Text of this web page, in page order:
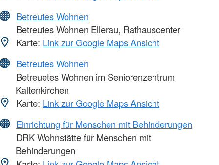
Betreutes Wohnen
Betreutes Wohnen Ellerau, Rathauscenter
Karte: Link zur Google Maps Ansicht
Betreutes Wohnen
Betreuetes Wohnen im Seniorenzentrum
Kaltenkirchen
Karte: Link zur Google Maps Ansicht
Einrichtung für Menschen mit Behinderungen
DRK Wohnstätte für Menschen mit
Behinderungen